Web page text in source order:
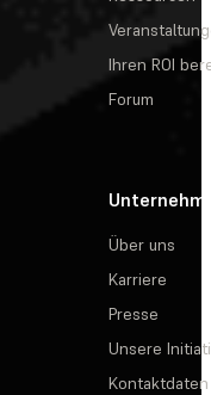
Ihren ROI
Forum
Über uns
Karriere
Presse
Unsere
Kontaktdaten